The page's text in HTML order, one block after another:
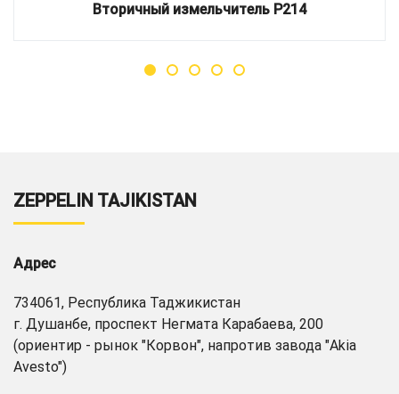
Вторичный измельчитель P214
ZEPPELIN TAJIKISTAN
Адрес
734061, Республика Таджикистан
г. Душанбе, проспект Негмата Карабаева, 200
(ориентир - рынок "Корвон", напротив завода "Akia
Avesto")